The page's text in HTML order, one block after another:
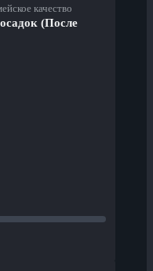
качество
(После